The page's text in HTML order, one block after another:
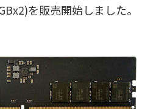
を販売開始しました。